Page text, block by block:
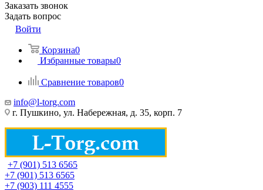
Заказать звонок
Задать вопрос
Войти
Корзина0
Избранные товары0
Сравнение товаров0
info@l-torg.com
г. Пушкино, ул. Набережная, д. 35, корп. 7
+7 (901) 513 6565
+7 (901) 513 6565
+7 (903) 111 4555